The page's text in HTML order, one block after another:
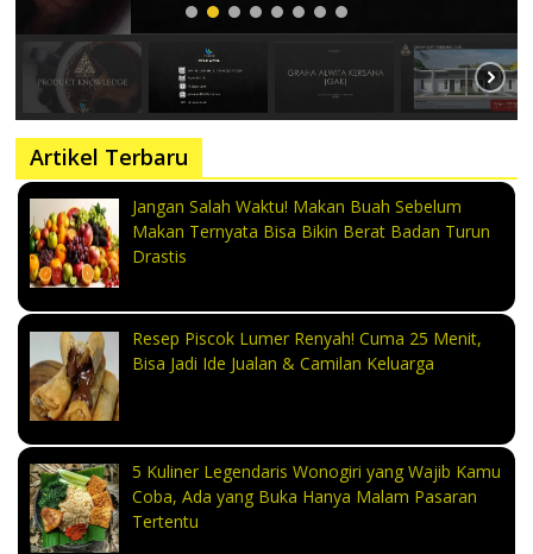
Artikel Terbaru
Jangan Salah Waktu! Makan Buah Sebelum
Makan Ternyata Bisa Bikin Berat Badan Turun
Drastis
Resep Piscok Lumer Renyah! Cuma 25 Menit,
Bisa Jadi Ide Jualan & Camilan Keluarga
5 Kuliner Legendaris Wonogiri yang Wajib Kamu
Coba, Ada yang Buka Hanya Malam Pasaran
Tertentu